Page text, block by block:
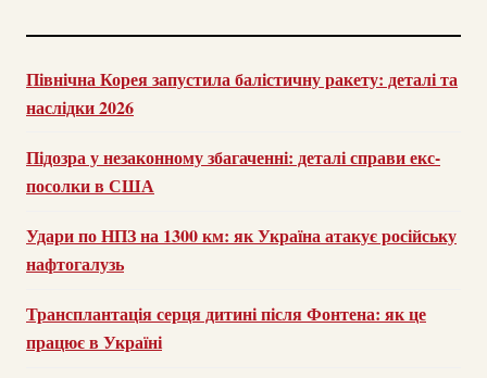
Північна Корея запустила балістичну ракету: деталі та
наслідки 2026
Підозра у незаконному збагаченні: деталі справи екс-
посолки в США
Удари по НПЗ на 1300 км: як Україна атакує російську
нафтогалузь
Трансплантація серця дитині після Фонтена: як це
працює в Україні